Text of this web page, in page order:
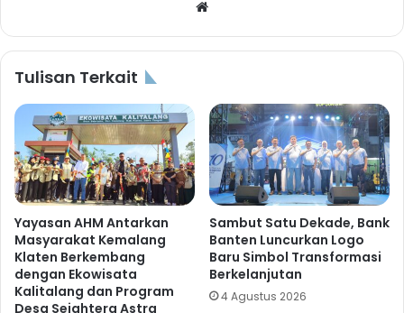
Tulisan Terkait
Yayasan AHM Antarkan
Masyarakat Kemalang
Klaten Berkembang
dengan Ekowisata
Kalitalang dan Program
Desa Sejahtera Astra
Sambut Satu Dekade, Bank
Banten Luncurkan Logo
Baru Simbol Transformasi
Berkelanjutan
4 Agustus 2026